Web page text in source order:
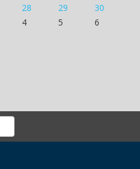
28 29
30
4 5 6